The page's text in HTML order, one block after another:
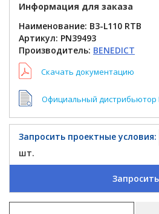
Информация для заказа
Наименование: B3-L110 RTB
Артикул: PN39493
Производитель: BENEDICT
Скачать документацию
Официальный дистрибьютор
Запросить проектные условия:
шт.
Запросить